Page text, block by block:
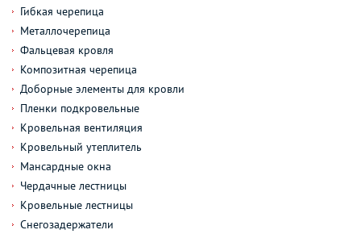
Гибкая черепица
Металлочерепица
Фальцевая кровля
Композитная черепица
Доборные элементы для кровли
Пленки подкровельные
Кровельная вентиляция
Кровельный утеплитель
Мансардные окна
Чердачные лестницы
Кровельные лестницы
Снегозадержатели